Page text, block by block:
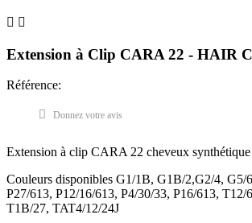
 
Extension à Clip CARA 22 - HAIR
Référence:
Donnez votre avis
Extension à clip CARA 22 cheveux synthétique
Couleurs disponibles G1/1B, G1B/2,G2/4, G5/
P27/613, P12/16/613, P4/30/33, P16/613, T12/
T1B/27, TAT4/12/24J